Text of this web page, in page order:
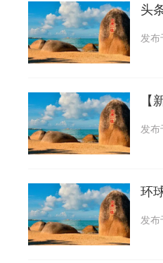
头
发布
【
发布
环
发布